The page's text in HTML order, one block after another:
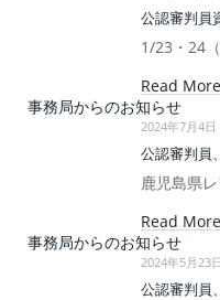
公認審判員
1/23・24
Read More
事務局からのお知らせ
2024年7月4日
公認審判
鹿児島県
Read More
事務局からのお知らせ
2024年5月23日
公認審判員